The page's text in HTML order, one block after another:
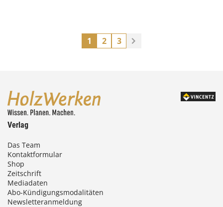
1 2 3
Verlag
Das Team
Kontaktformular
Shop
Zeitschrift
Mediadaten
Abo-Kündigungsmodalitäten
Newsletteranmeldung